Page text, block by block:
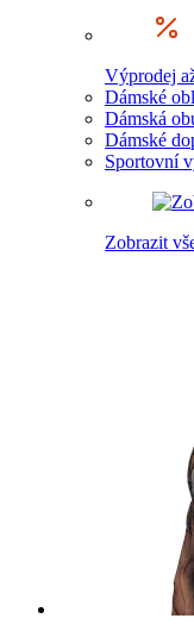
Výprodej
Dámské
Dámská
Dámské
Sportovní
Zobrazit